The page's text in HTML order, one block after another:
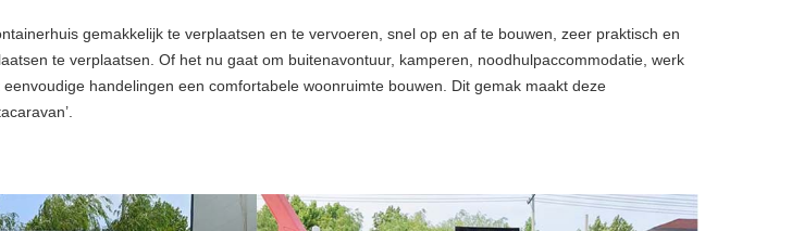
gemakkelijk te verplaatsen en te vervoeren, snel op en af ​​te bouwen, zeer praktisch en
te verplaatsen. Of het nu gaat om buitenavontuur, kamperen, noodhulpaccommodatie, werk
handelingen een comfortabele woonruimte bouwen. Dit gemak maakt deze